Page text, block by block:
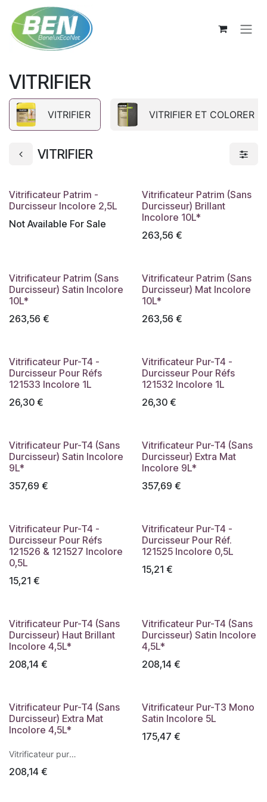
Se rendre au contenu
VITRIFIER
VITRIFIER VITRIFIER ET COLORER
VITRIFIER
Vitrificateur Patrim -
Durcisseur Incolore 2,5L
Not Available For Sale
Vitrificateur Patrim (Sans
Durcisseur) Brillant
Incolore 10L*
263,56 €
Vitrificateur Patrim (Sans
Durcisseur) Satin Incolore
10L*
263,56 €
Vitrificateur Patrim (Sans
Durcisseur) Mat Incolore
10L*
263,56 €
Vitrificateur Pur-T4 -
Durcisseur Pour Réfs
121533 Incolore 1L
26,30 €
Vitrificateur Pur-T4 -
Durcisseur Pour Réfs
121532 Incolore 1L
26,30€
Vitrificateur Pur-T4 (Sans
Durcisseur) Satin Incolore
9L*
357,69 €
Vitrificateur Pur-T4 (Sans
Durcisseur) Extra Mat
Incolore 9L*
357,69 €
Vitrificateur Pur-T4 -
Durcisseur Pour Réfs
121526 & 121527 Incolore
0,5L
15,21 €
Vitrificateur Pur-T4 -
Durcisseur Pour Réf.
121525 Incolore 0,5L
15,21 €
Vitrificateur Pur-T4 (Sans
Durcisseur) Haut Brillant
Incolore 4,5L*
208,14 €
Vitrificateur Pur-T4 (Sans
Durcisseur) Satin Incolore
4,5L*
208,14 €
Vitrificateur Pur-T4 (Sans
Durcisseur) Extra Mat
Incolore 4,5L*
Vitrificateur pur
parquet incolore pour lieux
208,14 €
Vitrificateur Pur-T3 Mono
Satin Incolore 5L
175,47 €